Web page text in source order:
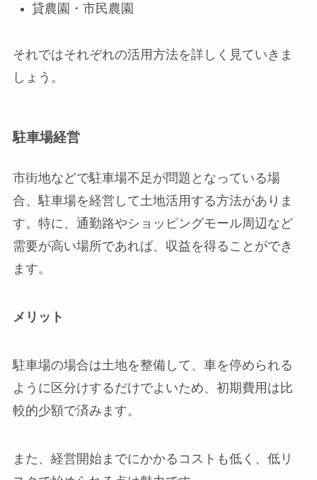
貸農園・市民農園
それではそれぞれの活用方法を詳しく見ていきま
しょう。
駐車場経営
市街地などで駐車場不足が問題となっている場
合、駐車場を経営して土地活用する方法がありま
す。特に、通勤路やショッピングモール周辺など
需要が高い場所であれば、収益を得ることができ
ます。
メリット
駐車場の場合は土地を整備して、車を停められる
ように区分けするだけでよいため、初期費用は比
較的少額で済みます。
また、経営開始までにかかるコストも低く、低リ